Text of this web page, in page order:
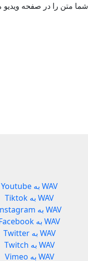
شما متن را در صفحه ویدیو
Youtube به WAV
Tiktok به WAV
Instagram به WAV
Facebook به WAV
Twitter به WAV
Twitch به WAV
Vimeo به WAV